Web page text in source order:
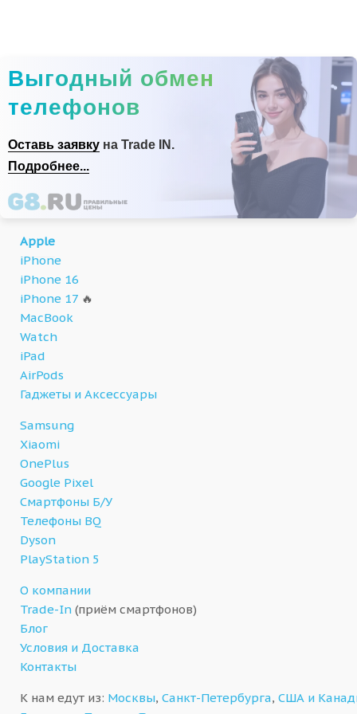
Выгодный обмен
телефонов
Оставь заявку на Trade IN.
Подробнее...
Apple
iPhone
iPhone 16
iPhone 17 🔥
MacBook
Watch
iPad
AirPods
Гаджеты и Аксессуары
Samsung
Xiaomi
OnePlus
Google Pixel
Смартфоны Б/У
Телефоны BQ
Dyson
PlayStation 5
О компании
Trade-In (приём смартфонов)
Блог
Условия и Доставка
Контакты
К нам едут из: Москвы, Санкт-Петербурга, США и